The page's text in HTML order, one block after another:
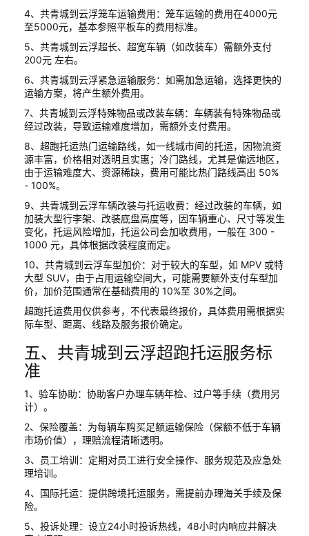
4、共青城到云浮笼车运输费用：笼车运输的费用在4000元
至5000元，基本参照平板车的费用标准。
5、共青城到云浮超长、超宽车辆（如改装车）需额外支付
200元 左右。
6、共青城到云浮紧急运输服务：如需加急运输，选择更快的
运输方案，将产生额外费用。
7、共青城到云浮特殊物品或改装车辆：车辆装有特殊物品或
经过改装，导致运输难度增加，需额外支付费用。
8、超跑托运热门运输路线，如一线城市间的托运，因物流资
源丰富，价格相对透明且实惠；冷门路线，尤其是偏远地区，
由于运输难度大、资源稀缺，费用可能比热门路线高出 50%
- 100%。
9、共青城到云浮车辆改装与托运收费：经过改装的车辆，如
加装大型行李架、改装底盘高度等，因车辆重心、尺寸等发生
变化，托运风险增加，托运公司会加收费用，一般在 300 -
1000 元，具体根据改装程度而定。
10、共青城到云浮车型加价：对于较大的车型，如 MPV 或特
大型 SUV，由于占用运输空间大，可能需要额外支付车型加
价，加价范围通常在基础费用的 10%至 30%之间。
超跑托运费用仅供参考，不代表最终报价，具体费用需根据实
际车型、距离、线路及服务报价确定。
五、共青城到云浮超跑托运服务标
准
1、验车协助：协助客户办理车辆年检、过户等手续（费用另
计）。
2、保险覆盖：为每辆车购买足额运输保险（保额不低于车辆
市场价值），理赔流程清晰透明。
3、员工培训：定期对员工进行安全操作、服务规范及应急处
理培训。
4、国际托运：提供跨境托运服务，需提前办理海关手续及保
险。
5、投诉处理：设立24小时投诉热线，48小时内响应并解决